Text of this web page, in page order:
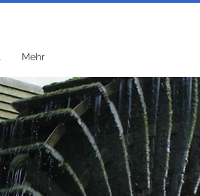
Mehr